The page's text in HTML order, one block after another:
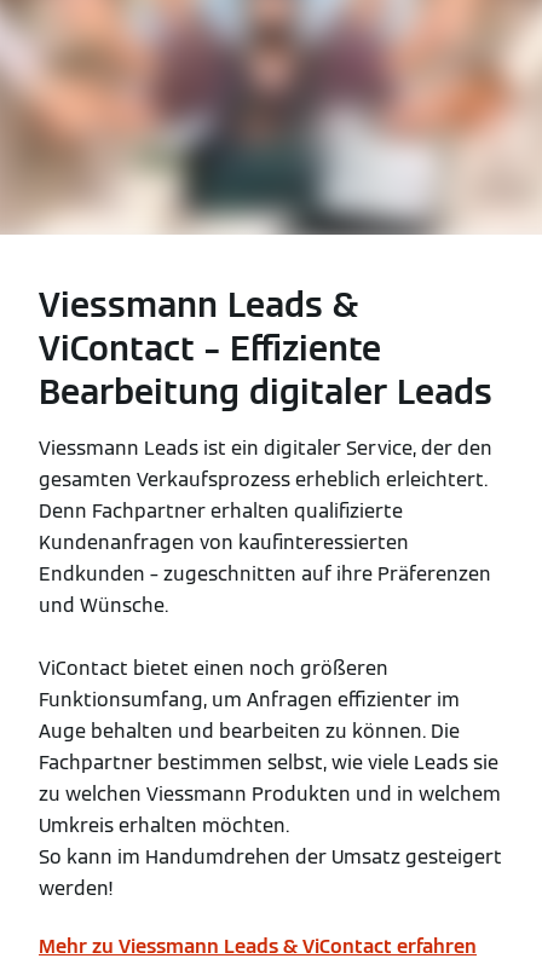
Viessmann Leads &
ViContact – Effiziente
Bearbeitung digitaler Leads
Viessmann Leads ist ein digitaler Service, der den
gesamten Verkaufsprozess erheblich erleichtert.
Denn Fachpartner erhalten qualifizierte
Kundenanfragen von kaufinteressierten
Endkunden – zugeschnitten auf ihre Präferenzen
und Wünsche.
ViContact bietet einen noch größeren
Funktionsumfang, um Anfragen effizienter im
Auge behalten und bearbeiten zu können. Die
Fachpartner bestimmen selbst, wie viele Leads sie
zu welchen Viessmann Produkten und in welchem
Umkreis erhalten möchten.
So kann im Handumdrehen der Umsatz gesteigert
werden!
Mehr zu Viessmann Leads & ViContact erfahren